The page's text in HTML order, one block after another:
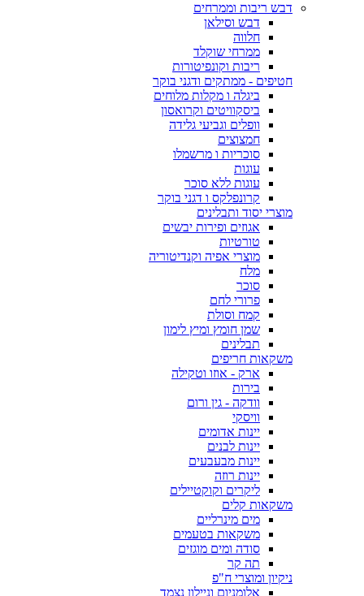
דבש ריבות וממרחים
דבש וסילאן
חלווה
ממרחי שוקלד
ריבות וקונפיטורות
חטיפים - ממתקים ודגני בוקר
ביגלה ו מקלות מלוחים
ביסקוויטים וקרואסון
וופלים וגביעי גלידה
חמצוצים
סוכריות ו מרשמלו
עוגות
עוגות ללא סוכר
קרונפלקס ו דגני בוקר
מוצרי יסוד ותבלינים
אגוזים ופירות יבשים
טורטיות
מוצרי אפיה וקנדיטוריה
מלח
סוכר
פרורי לחם
קמח וסולת
שמן חומץ ומיץ לימון
תבלינים
משקאות חריפים
ארק - אוזו וטקילה
בירות
וודקה - גין ורום
וויסקי
יינות אדומים
יינות לבנים
יינות מבעבעים
יינות רוזה
ליקרים וקוקטיילים
משקאות קלים
מים מינרליים
משקאות בטעמים
סודה ומים מוגזים
תה קר
ניקיון ומוצרי ח"פ
אלומניום וניילון נצמד